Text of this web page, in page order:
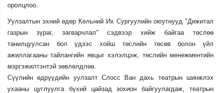
оролцлоо.
Уулзалтын эхний өдөр Кельний Их Сургуулийн оюутнууд "Дижитал
газрын зураг, загварчлал" сэдвээр хийж байгаа төслөө
танилцуулсан бол үдээс хойш төслийн төсөв болон үйл
ажиллагааны тайлангийн явцыг хэлэлцэж, төслийн менежментийн
мэргэжилтэнтэй зөвлөлдлөө.
Сүүлийн өдрүүдийн уулзалтСлосс Ван дахь театрын шинжлэх
ухааны цуглуулга бүхий цайзад зохион байгуулагдаж, театрын